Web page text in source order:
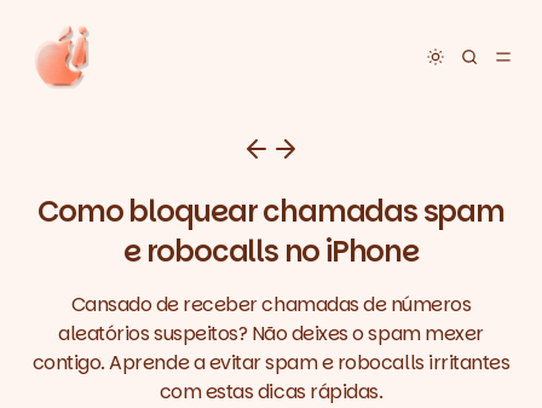
Toggle
Como bloquear chamadas spam
e robocalls no iPhone
Cansado de receber chamadas de números
aleatórios suspeitos? Não deixes o spam mexer
contigo. Aprende a evitar spam e robocalls irritantes
com estas dicas rápidas.